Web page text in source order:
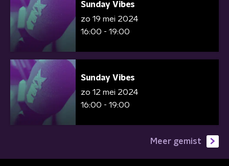
Sunday Vibes
zo 19 mei 2024
16:00 - 19:00
Sunday Vibes
zo 12 mei 2024
16:00 - 19:00
Meer gemist